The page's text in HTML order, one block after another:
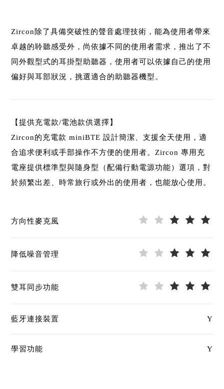
Zircon除了具備突破性的聲音處理技術，能為使用者帶來
卓越的聆聽感受外，尚依據不同的使用者需求，推出了不
同外觀型式的耳掛型助聽器，使用者可以依據自己的使用
偏好與耳部狀況，挑選適合的助聽器機型。
【提供充電款/電池款供選擇】
Zircon的充電款 miniBTE 設計簡潔、支援全天使用，適
合追求便利或手部操作不方便的使用者。Zircon 專用充
電座提供標準型與隨身型（配備行動電源功能）選項，對
於頻繁出差、時常旅行或外出的使用者，也能放心使用。
方向性麥克風
降低噪音管理
雙耳同步功能
藍牙連接裝置 Y
學習功能 Y